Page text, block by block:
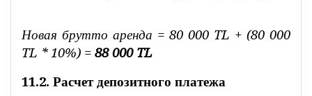
Новая брутто аренда = 80 000 TL + (80 000
TL * 10%) = 88 000 TL
11.2. Расчет депозитного платежа